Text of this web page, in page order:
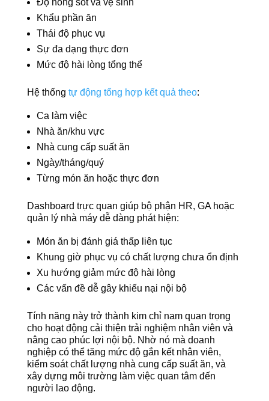
Độ nóng sốt và vệ sinh
Khẩu phần ăn
Thái độ phục vụ
Sự đa dạng thực đơn
Mức độ hài lòng tổng thể
Hệ thống tự động tổng hợp kết quả theo:
Ca làm việc
Nhà ăn/khu vực
Nhà cung cấp suất ăn
Ngày/tháng/quý
Từng món ăn hoặc thực đơn
Dashboard trực quan giúp bộ phận HR, GA hoặc
quản lý nhà máy dễ dàng phát hiện:
Món ăn bị đánh giá thấp liên tục
Khung giờ phục vụ có chất lượng chưa ổn định
Xu hướng giảm mức độ hài lòng
Các vấn đề dễ gây khiếu nại nội bộ
Tính năng này trở thành kim chỉ nam quan trọng
cho hoạt động cải thiện trải nghiệm nhân viên và
nâng cao phúc lợi nội bộ. Nhờ nó mà doanh
nghiệp có thể tăng mức độ gắn kết nhân viên,
kiểm soát chất lượng nhà cung cấp suất ăn, và
xây dựng môi trường làm việc quan tâm đến
người lao động.